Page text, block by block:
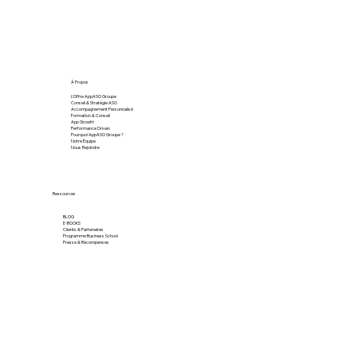
Ressources
BLOG
E-BOOKS
Clients & Partenaires
Programme Business School
Presse & Récompenses
À Propos
L'Offre AppASO Groupe
Conseil & Stratégie ASO
Accompagnement Personnalisé
Formation & Conseil
App Growth
Performance Driven
Pourquoi AppASO Groupe ?
Notre Équipe
Nous Rejoindre